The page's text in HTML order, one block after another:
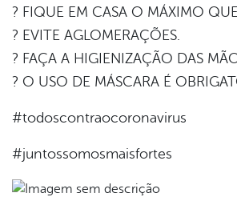
? FIQUE EM CASA O MÁXIMO
? EVITE AGLOMERAÇÕES.
? FAÇA A HIGIENIZAÇÃO DAS
? O USO DE MÁSCARA É
#todoscontraocoronavirus
#juntossomosmaisfortes